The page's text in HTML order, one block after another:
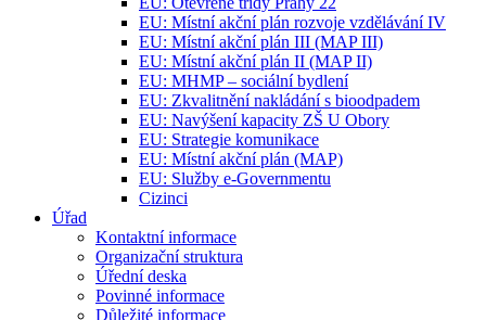
EU: Místní akční plán rozvoje vzdělávání IV
EU: Místní akční plán III (MAP III)
EU: Místní akční plán II (MAP II)
EU: MHMP – sociální bydlení
EU: Zkvalitnění nakládání s bioodpadem
EU: Navýšení kapacity ZŠ U Obory
EU: Strategie komunikace
EU: Místní akční plán (MAP)
EU: Služby e-Governmentu
Cizinci
Úřad
Kontaktní informace
Organizační struktura
Úřední deska
Povinné informace
Důležité informace